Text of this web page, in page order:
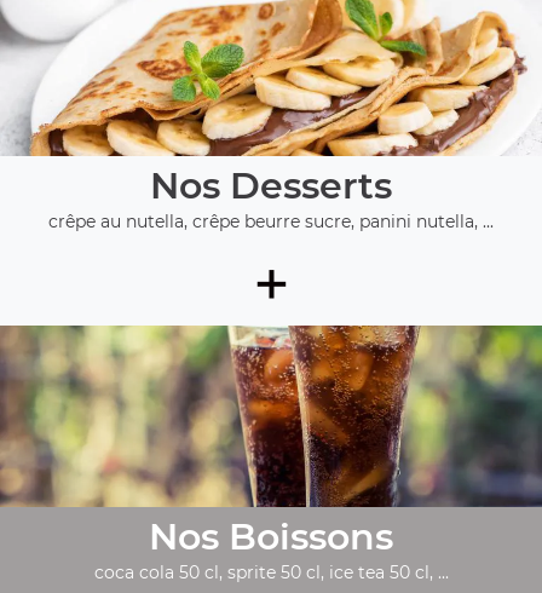
Nos Desserts
crêpe au nutella, crêpe beurre sucre, panini nutella, ...
+
Nos Boissons
coca cola 50 cl, sprite 50 cl, ice tea 50 cl, ...